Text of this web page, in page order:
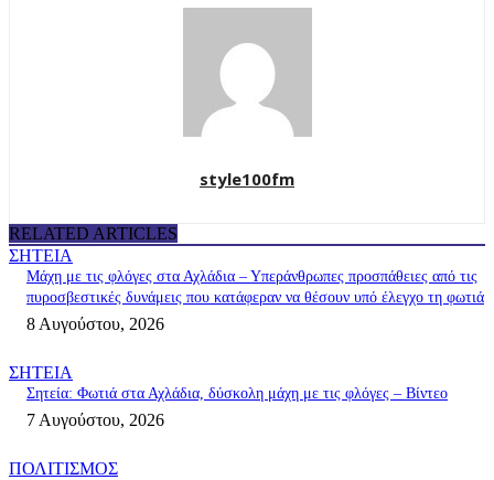
style100fm
RELATED ARTICLES
ΣΗΤΕΙΑ
Μάχη με τις φλόγες στα Αχλάδια – Υπεράνθρωπες προσπάθειες από τις
πυροσβεστικές δυνάμεις που κατάφεραν να θέσουν υπό έλεγχο τη φωτιά
8 Αυγούστου, 2026
ΣΗΤΕΙΑ
Σητεία: Φωτιά στα Αχλάδια, δύσκολη μάχη με τις φλόγες – Βίντεο
7 Αυγούστου, 2026
ΠΟΛΙΤΙΣΜΟΣ